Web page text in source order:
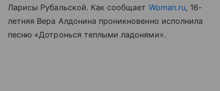
Ларисы Рубальской. Как сообщает Woman.ru, 16-
летняя Вера Алдонина проникновенно исполнила
песню «Дотронься теплыми ладонями».